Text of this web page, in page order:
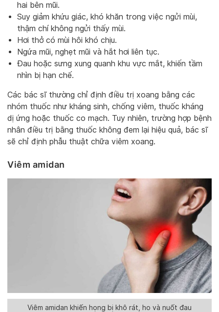
hai bên mũi.
Suy giảm khứu giác, khó khăn trong việc ngửi mùi,
thậm chí không ngửi thấy mùi.
Hơi thở có mùi hôi khó chịu.
Ngứa mũi, nghẹt mũi và hắt hơi liên tục.
Đau hoặc sưng xung quanh khu vực mắt, khiến tầm
nhìn bị hạn chế.
Các bác sĩ thường chỉ định điều trị xoang bằng các
nhóm thuốc như kháng sinh, chống viêm, thuốc kháng
dị ứng hoặc thuốc co mạch. Tuy nhiên, trường hợp bệnh
nhân điều trị bằng thuốc không đem lại hiệu quả, bác sĩ
sẽ chỉ định phẫu thuật chữa viêm xoang.
Viêm amidan
Viêm amidan khiến họng bị khô rát, ho và nuốt đau